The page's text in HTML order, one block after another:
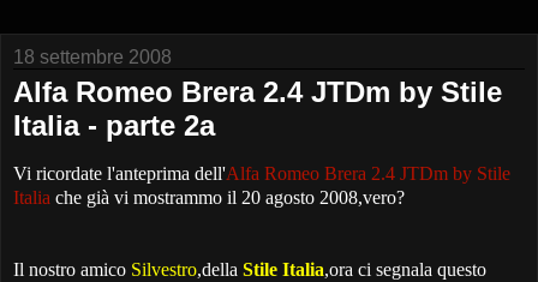
18 settembre 2008
Alfa Romeo Brera 2.4 JTDm by Stile
Italia - parte 2a
Vi ricordate l'anteprima dell'Alfa Romeo Brera 2.4 JTDm by Stile
Italia che già vi mostrammo il 20 agosto 2008,vero?
Il nostro amico Silvestro,della Stile Italia,ora ci segnala questo